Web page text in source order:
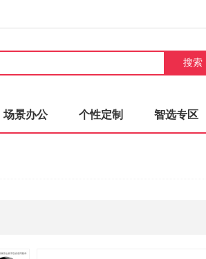
搜索
场景办公 个性定制 智选专区